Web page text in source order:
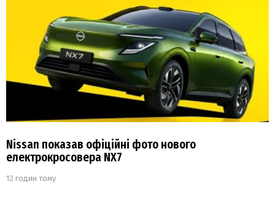
Nissan показав офіційні фото нового
електрокросовера NX7
12 годин тому